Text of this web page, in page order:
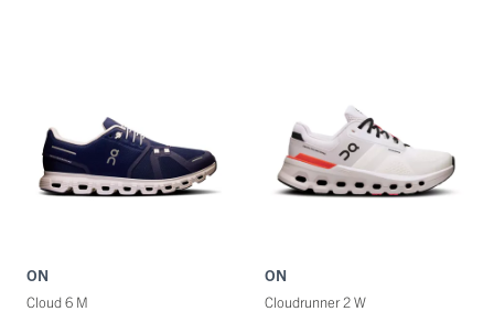
ON
Cloud 6 M
ON
Cloudrunner 2 W